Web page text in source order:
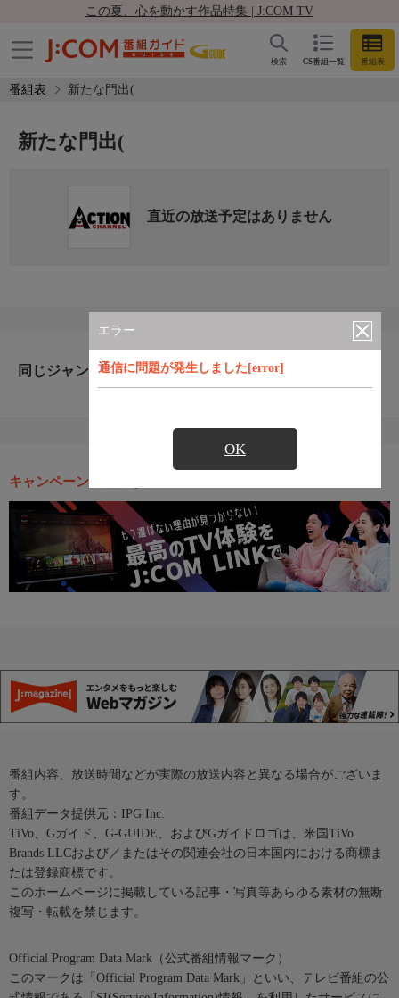
この夏、心を動かす作品特集 | J:COM TV
CS番組一覧 番組表
検索
番組表 新たな門出(
エラー
通信に問題が発生しました[error]
OK
新たな門出(
直近の放送予定はありません
同じジャンルのおすすめ番組
キャンペーン・お得な情報
番組内容、放送時間などが実際の放送内容と異なる場合がございま
す。
番組データ提供元：IPG Inc.
TiVo、Gガイド、G-GUIDE、およびGガイドロゴは、米国TiVo
Brands LLCおよび／またはその関連会社の日本国内における商標ま
たは登録商標です。
このホームページに掲載している記事・写真等あらゆる素材の無断
複写・転載を禁じます。
Official Program Data Mark（公式番組情報マーク）
このマークは「Official Program Data Mark」といい、テレビ番組の公